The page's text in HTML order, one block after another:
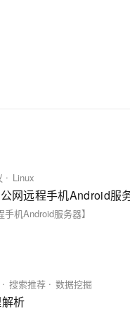
Linux
网远程手机Android服
机Android服务器】
搜索推荐 数据挖掘
析